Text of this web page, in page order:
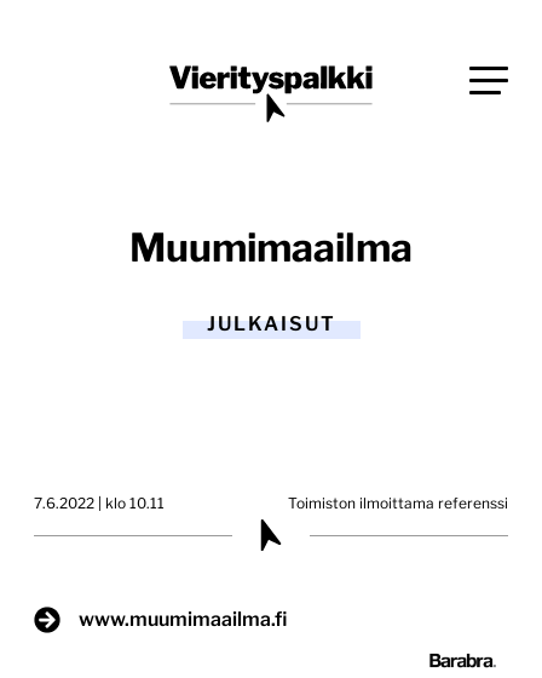
Vierityspalkki.fi
Muumimaailma
JULKAISUT
7.6.2022 | klo 10.11 Toimiston ilmoittama referenssi
www.muumimaailma.fi